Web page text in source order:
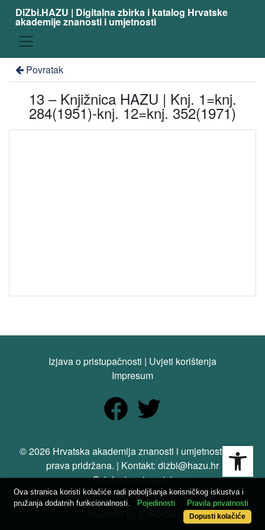
DiZbi.HAZU | Digitalna zbirka i katalog Hrvatske
akademije znanosti i umjetnosti
Povratak
13 – Knjižnica HAZU | Knj. 1=knj.
284(1951)-knj. 12=knj. 352(1971)
Izjava o pristupačnosti | Uvjeti korištenja
Impresum
© 2026 Hrvatska akademija znanosti i umjetnosti. Sva
prava pridržana. | Kontakt: dizbi@hazu.hr
Svi dostupni zapisi
Ova stranica koristi kolačiće radi poboljšanja korisničkog iskustva i
pružanja dodatnih funkcionalnosti.
Pojedinosti Pravila privatnosti
Dopusti kolačiće